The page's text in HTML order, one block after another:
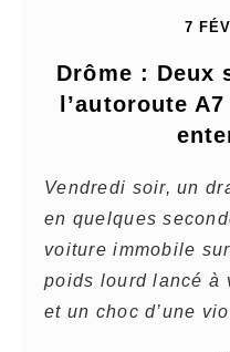
7
Drôme : Deux
l’autoroute
Vendredi soir, un
en quelques
voiture immobile
poids lourd lancé à
et un choc d’une